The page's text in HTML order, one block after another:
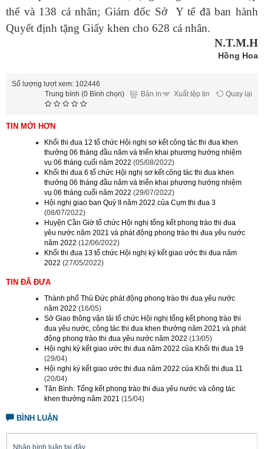
thể và 138 cá nhân; Giám đốc Sở Y tế đã ban hành
Quyết định tặng Giấy khen cho 628 cá nhân.
N.T.M.H
Hồng Hoa
Số lượng lượt xem: 102446
Quay lại
Xuất tệp tin
Bản in
Trung bình (0 Bình chọn)
TIN MỚI HƠN
Khối thi đua 12 tổ chức Hội nghị sơ kết công tác thi đua khen
thưởng 06 tháng đầu năm và triển khai phương hướng nhiệm
vụ 06 tháng cuối năm 2022 (05/08/2022)
Khối thi đua 6 tổ chức Hội nghị sơ kết công tác thi đua khen
thưởng 06 tháng đầu năm và triển khai phương hướng nhiệm
vụ 06 tháng cuối năm 2022 (29/07/2022)
Hội nghị giao ban Quý II năm 2022 của Cụm thi đua 3
(08/07/2022)
Huyện Cần Giờ tổ chức Hội nghị tổng kết phong trào thi đua
yêu nước năm 2021 và phát động phong trào thi đua yêu nước
năm 2022 (12/06/2022)
Khối thi đua 13 tổ chức Hội nghị ký kết giao ước thi đua năm
2022 (27/05/2022)
TIN ĐÃ ĐƯA
Thành phố Thủ Đức phát động phong trào thi đua yêu nước
năm 2022 (16/05)
Sở Giao thông vận tải tổ chức Hội nghị tổng kết phong trào thi
đua yêu nước, công tác thi đua khen thưởng năm 2021 và phát
động phong trào thi đua yêu nước năm 2022 (13/05)
Hội nghị ký kết giao ước thi đua năm 2022 của Khối thi đua 19
(29/04)
Hội nghị ký kết giao ước thi đua năm 2022 của Khối thi đua 11
(20/04)
Tân Bình: Tổng kết phong trào thi đua yêu nước và công tác
khen thưởng năm 2021 (15/04)
BÌNH LUẬN